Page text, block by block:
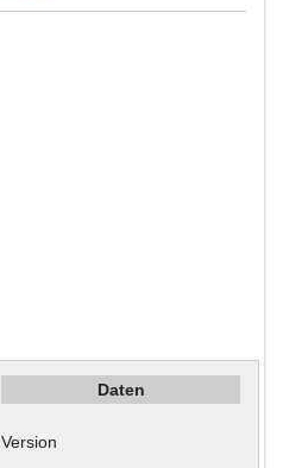
Daten
Version